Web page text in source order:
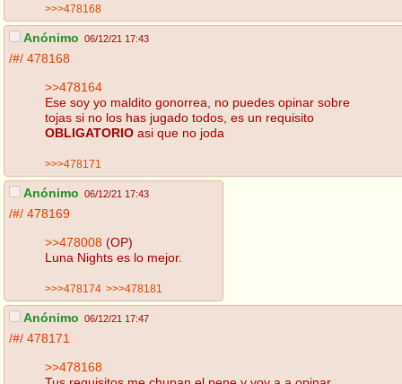
>>>478168
Anónimo 06/12/21 17:43
/#/ 478168
>>478164
Ese soy yo maldito gonorrea, no puedes opinar sobre
tojas si no los has jugado todos, es un requisito
OBLIGATORIO asi que no joda
>>>478171
Anónimo 06/12/21 17:43
/#/ 478169
>>478008 (OP)
Luna Nights es lo mejor.
>>>478174 >>>478181
Anónimo 06/12/21 17:47
/#/ 478171
>>478168